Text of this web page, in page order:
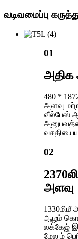
வடிவமைப்பு
01
அதிக
480 *
அளவு
வீல்பேஸ்
02
அளவு
1330மிமீ
ஆழம்
லக்கேஜ்
மேலும்